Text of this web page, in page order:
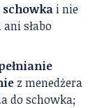
i nie
słabo
z menedżera
do schowka;